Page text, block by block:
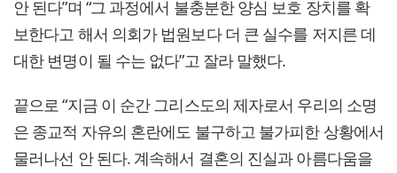
안 된다”며 “그 과정에서 불충분한 양심 보호 장치를 확
보한다고 해서 의회가 법원보다 더 큰 실수를 저지른 데
대한 변명이 될 수는 없다”고 잘라 말했다.
끝으로 “지금 이 순간 그리스도의 제자로서 우리의 소명
은 종교적 자유의 혼란에도 불구하고 불가피한 상황에서
물러나선 안 된다. 계속해서 결혼의 진실과 아름다움을